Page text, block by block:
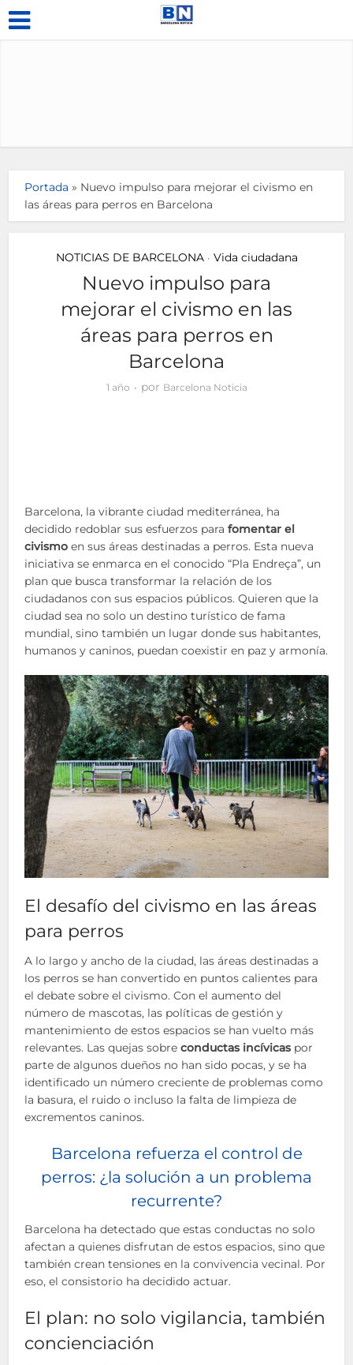
Portada » Nuevo impulso para mejorar el civismo en
las áreas para perros en Barcelona
NOTICIAS DE BARCELONA • Vida ciudadana
Nuevo impulso para
mejorar el civismo en las
áreas para perros en
Barcelona
1 año por Barcelona Noticia
Barcelona, la vibrante ciudad mediterránea, ha
decidido redoblar sus esfuerzos parafomentar el
civismo en sus áreas destinadas a perros. Esta nueva
iniciativa se enmarca en el conocido “Pla Endreça”, un
plan que busca transformar la relación de los
ciudadanos con sus espacios públicos. Quieren que la
ciudad sea no solo un destino turístico de fama
mundial, sino también un lugar donde sus habitantes,
humanos y caninos, puedan coexistir en paz y armonía.
El desafío del civismo en las áreas
para perros
A lo largo y ancho de la ciudad, las áreas destinadas a
los perros se han convertido en puntos calientes para
el debate sobre el civismo. Con el aumento del
número de mascotas, las políticas de gestión y
mantenimiento de estos espacios se han vuelto más
relevantes. Las quejas sobreconductas incívicaspor
parte de algunos dueños no han sido pocas, y se ha
identificado un número creciente de problemas como
la basura, el ruido o incluso la falta de limpieza de
excrementos caninos.
Barcelona refuerza el control de
perros: ¿la solución a un problema
recurrente?
Barcelona ha detectado que estas conductas no solo
afectan a quienes disfrutan de estos espacios, sino que
también crean tensiones en la convivencia vecinal. Por
eso, el consistorio ha decidido actuar.
El plan: no solo vigilancia, también
concienciación